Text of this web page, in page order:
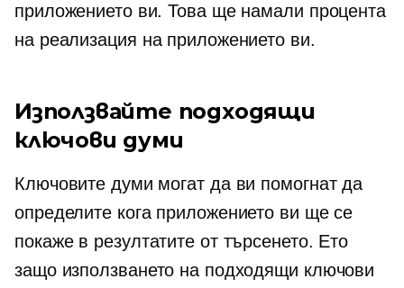
приложението ви. Това ще намали процента
на реализация на приложението ви.
Използвайте подходящи
ключови думи
Ключовите думи могат да ви помогнат да
определите кога приложението ви ще се
покаже в резултатите от търсенето. Ето
защо използването на подходящи ключови